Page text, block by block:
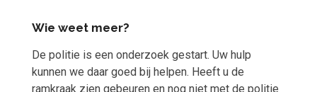
Wie weet meer?
De politie is een onderzoek gestart. Uw hulp
kunnen we daar goed bij helpen. Heeft u de
ramkraak zien gebeuren en nog niet met de politie